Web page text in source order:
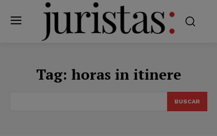
Tag: horas in itinere
BUSCAR